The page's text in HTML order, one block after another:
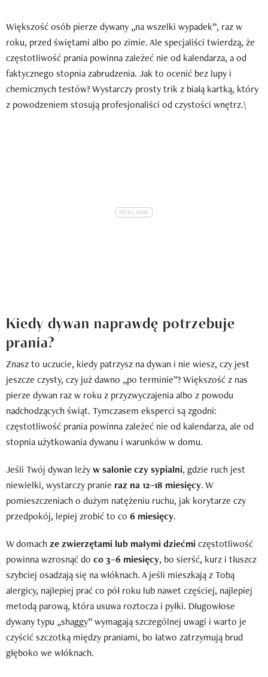
Większość osób pierze dywany „na wszelki wypadek”, raz w
roku, przed świętami albo po zimie. Ale specjaliści twierdzą, że
częstotliwość prania powinna zależeć nie od kalendarza, a od
faktycznego stopnia zabrudzenia. Jak to ocenić bez lupy i
chemicznych testów? Wystarczy prosty trik z białą kartką, który
z powodzeniem stosują profesjonaliści od czystości wnętrz.\
Kiedy dywan naprawdę potrzebuje
prania?
Znasz to uczucie, kiedy patrzysz na dywan i nie wiesz, czy jest
jeszcze czysty, czy już dawno „po terminie”? Większość z nas
pierze dywan raz w roku z przyzwyczajenia albo z powodu
nadchodzących świąt. Tymczasem eksperci są zgodni:
częstotliwość prania powinna zależeć nie od kalendarza, ale od
stopnia użytkowania dywanu i warunków w domu.
Jeśli Twój dywan leżyw salonie czy sypialni, gdzie ruch jest
niewielki, wystarczy pranie raz na 12–18 miesięcy. W
pomieszczeniach o dużym natężeniu ruchu, jak korytarze czy
przedpokój, lepiej zrobić to co 6 miesięcy.
W domachze zwierzętami lub małymi dziećmiczęstotliwość
powinna wzrosnąć do co 3–6 miesięcy, bo sierść, kurz i tłuszcz
szybciej osadzają się na włóknach. A jeśli mieszkają z Tobą
alergicy, najlepiej prać co pół roku lub nawet częściej, najlepiej
metodą parową, która usuwa roztocza i pyłki. Długowłose
dywany typu „shaggy” wymagają szczególnej uwagi i warto je
czyścić szczotką między praniami, bo łatwo zatrzymują brud
głęboko we włóknach.